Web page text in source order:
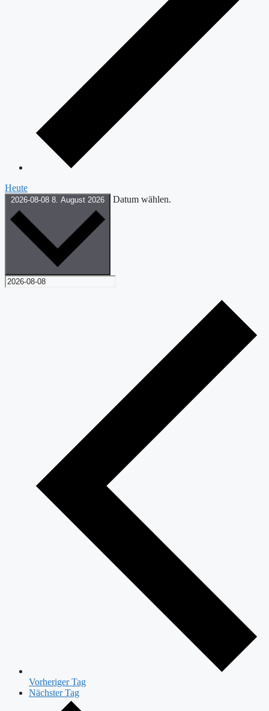
Heute
2026-08-08 8. August 2026 Datum wählen.
Vorheriger Tag
Nächster Tag